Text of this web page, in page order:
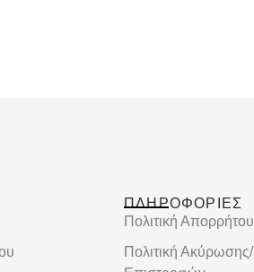
ΠΛΗΡΟΦΟΡΙΕΣ
Πολιτική Απορρήτου
Πολιτική Ακύρωσης/